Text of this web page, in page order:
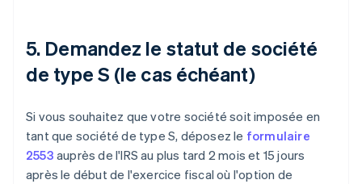
5. Demandez le statut de société
de type S (le cas échéant)
Si vous souhaitez que votre société soit imposée en
tant que société de type S, déposez le formulaire
2553 auprès de l'IRS au plus tard 2 mois et 15 jours
après le début de l'exercice fiscal où l'option de